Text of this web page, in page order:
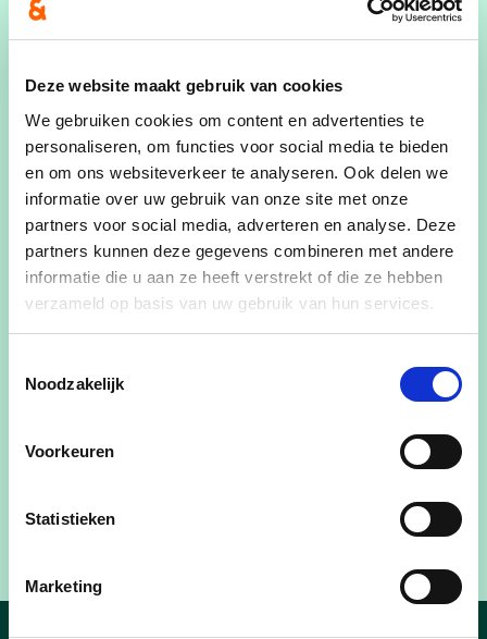
Deze website maakt gebruik van cookies
We gebruiken cookies om content en advertenties te
personaliseren, om functies voor social media te bieden
en om ons websiteverkeer te analyseren. Ook delen we
informatie over uw gebruik van onze site met onze
partners voor social media, adverteren en analyse. Deze
partners kunnen deze gegevens combineren met andere
informatie die u aan ze heeft verstrekt of die ze hebben
verzameld op basis van uw gebruik van hun services.
Noodzakelijk
Voorkeuren
Statistieken
Marketing
“Cd&v Berlare is voorstander om in te tekenen voor
het project Nationaal Park Scheldevallei maar wil
het Donkmeer, Nieuwdonk, de Sigmagebieden en
het Broekbos. We halen dan vlot de kaap van 800
hectare. Dit zijn allemaal gronden die in
overheidshanden zijn en in feite brengen we als
gemeente nog het dubbel in van wat we als
gemeente zouden moeten inbrengen. Het is dus
voor niets nodig om ook percelen van private
eigenaars en landbouwers op te nemen”, besluit
CD&V voorzitter Yves Poppe.
Contact:
0479/27 82 92 -
baeyens_steven@hotmail.com
Yves Poppe - voorzitter cd&v Berlare - 0472/81
58 83 -yves.poppe@hotmail.com